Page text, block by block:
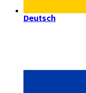
Deutsch